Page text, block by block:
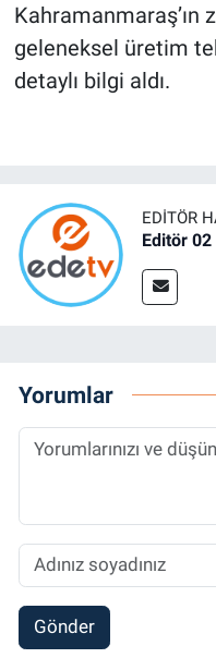
geleneksel üretim
detaylı bilgi aldı.
EDITÖR
Editör 02
Yorumlar
Gönder